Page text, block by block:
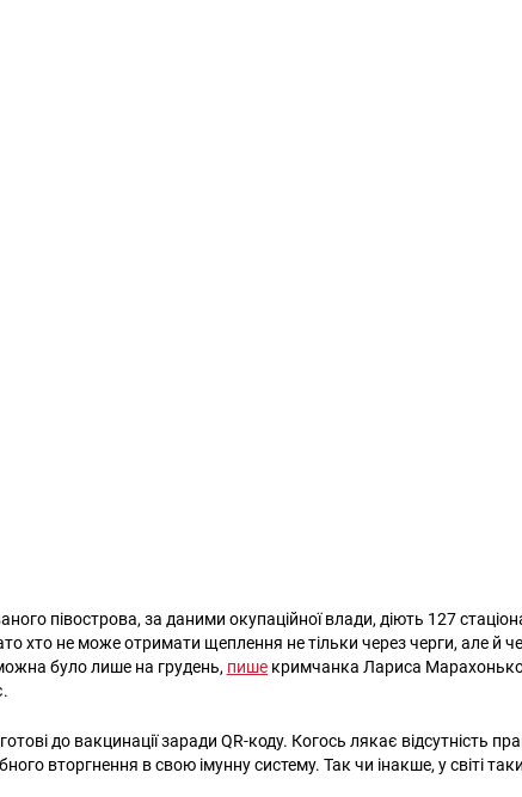
півострова, за даними окупаційної влади, діють 127
хто не може отримати щеплення не тільки через черги, але
було лише на грудень, пише кримчанка Лариса
до вакцинації заради QR-коду. Когось лякає відсутність
вторгнення в свою імунну систему. Так чи інакше, у світі